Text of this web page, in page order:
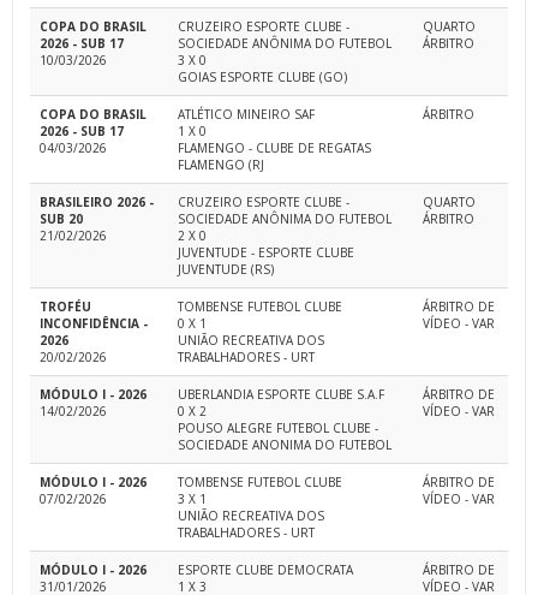
COPA DO BRASIL
2026 - SUB 17
10/03/2026
CRUZEIRO ESPORTE CLUBE -
SOCIEDADE ANÔNIMA DO FUTEBOL
3 X 0
GOIAS ESPORTE CLUBE (GO)
QUARTO
ÁRBITRO
COPA DO BRASIL
2026 - SUB 17
04/03/2026
ATLÉTICO MINEIRO SAF
1 X 0
FLAMENGO - CLUBE DE REGATAS
FLAMENGO (RJ
ÁRBITRO
BRASILEIRO 2026 -
SUB 20
21/02/2026
CRUZEIRO ESPORTE CLUBE -
SOCIEDADE ANÔNIMA DO FUTEBOL
2 X 0
JUVENTUDE - ESPORTE CLUBE
JUVENTUDE (RS)
QUARTO
ÁRBITRO
TROFÉU
INCONFIDÊNCIA -
2026
20/02/2026
TOMBENSE FUTEBOL CLUBE
0 X 1
UNIÃO RECREATIVA DOS
TRABALHADORES - URT
ÁRBITRO DE
VÍDEO - VAR
MÓDULO I - 2026
14/02/2026
UBERLANDIA ESPORTE CLUBE S.A.F
0 X 2
POUSO ALEGRE FUTEBOL CLUBE -
SOCIEDADE ANONIMA DO FUTEBOL
ÁRBITRO DE
VÍDEO - VAR
MÓDULO I - 2026
07/02/2026
TOMBENSE FUTEBOL CLUBE
3 X 1
UNIÃO RECREATIVA DOS
TRABALHADORES - URT
ÁRBITRO DE
VÍDEO - VAR
MÓDULO I - 2026
31/01/2026
ESPORTE CLUBE DEMOCRATA
1 X 3
ÁRBITRO DE
VÍDEO - VAR